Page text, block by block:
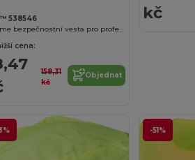
538546
See-me bezpečnostní vesta pro profesionální použití
cena:
158,31
kč
Objednat
kč
-51%